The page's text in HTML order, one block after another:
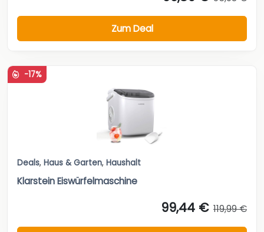
Zum Deal
-17%
Deals, Haus & Garten, Haushalt
Klarstein Eiswürfelmaschine
99,44 € 119,99 €